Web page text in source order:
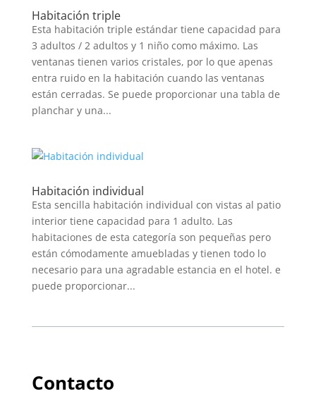
Habitación triple
Esta habitación triple estándar tiene capacidad para
3 adultos / 2 adultos y 1 niño como máximo. Las
ventanas tienen varios cristales, por lo que apenas
entra ruido en la habitación cuando las ventanas
están cerradas. Se puede proporcionar una tabla de
planchar y una...
Habitación individual
Esta sencilla habitación individual con vistas al patio
interior tiene capacidad para 1 adulto. Las
habitaciones de esta categoría son pequeñas pero
están cómodamente amuebladas y tienen todo lo
necesario para una agradable estancia en el hotel. e
puede proporcionar...
Contacto